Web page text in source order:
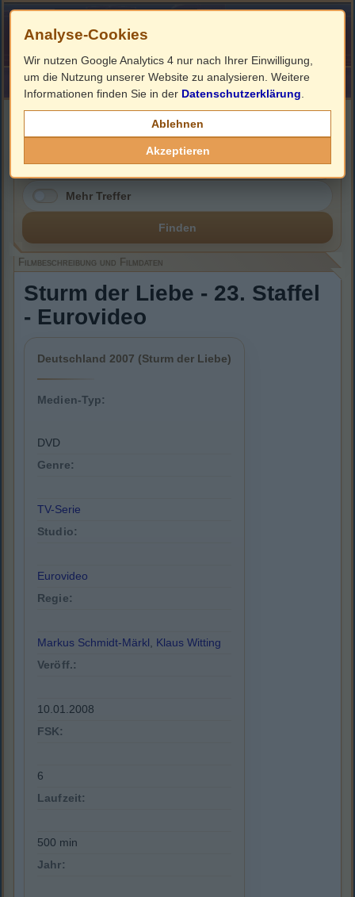
HOME ImpressumLinks
Filmbeschreibung, Cover & DVD Infos
Mehr Treffer
Finden
Filmbeschreibung und Filmdaten
Sturm der Liebe - 23. Staffel
- Eurovideo
Deutschland 2007 (Sturm der Liebe)
Medien-Typ:
DVD
Genre:
TV-Serie
Studio:
Eurovideo
Regie:
Markus Schmidt-Märkl, Klaus Witting
Veröff.:
10.01.2008
FSK:
6
Laufzeit:
500 min
Jahr:
Analyse-Cookies
Wir nutzen Google Analytics 4 nur nach Ihrer Einwilligung,
um die Nutzung unserer Website zu analysieren. Weitere
Informationen finden Sie in der Datenschutzerklärung
Ablehnen
Akzeptieren